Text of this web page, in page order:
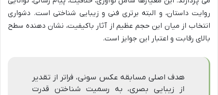
روایت داستان، و البته برتری فنی و زیبایی شناختی است. دشواری
انتخاب از میان این حجم عظیم از آثار باکیفیت، نشان دهنده سطح
بالای رقابت و اعتبار این جوایز است.
هدف اصلی مسابقه عکس سونی، فراتر از تقدیر
از زیبایی بصری، به رسمیت شناختن قدرت